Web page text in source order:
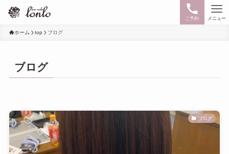
ご予約 メニュー
ホーム top ブログ
ブログ
ブログ